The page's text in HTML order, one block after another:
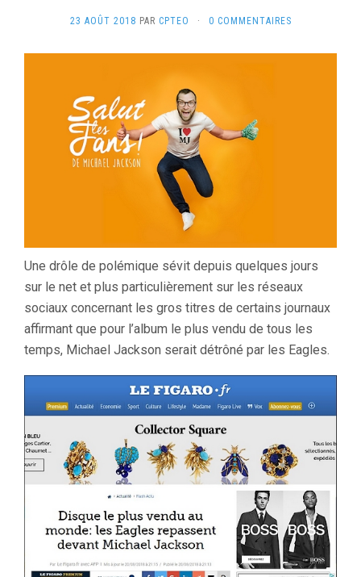
23 AOÛT 2018 PAR CPTEO · 0 COMMENTAIRES
Une drôle de polémique sévit depuis quelques jours
sur le net et plus particulièrement sur les réseaux
sociaux concernant les gros titres de certains journaux
affirmant que pour l’album le plus vendu de tous les
temps, Michael Jackson serait détrôné par les Eagles.